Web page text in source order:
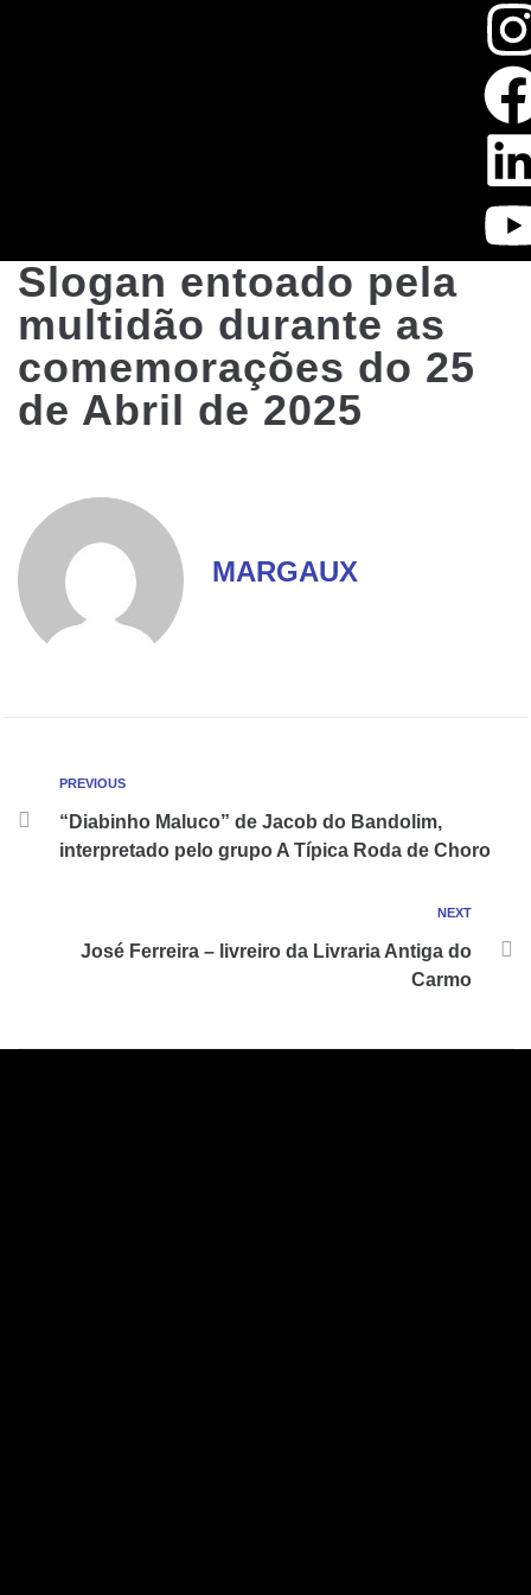
Slogan entoado pela
multidão durante as
comemorações do 25
de Abril de 2025
MARGAUX
PREVIOUS
“Diabinho Maluco” de Jacob do Bandolim,
interpretado pelo grupo A Típica Roda de Choro
NEXT
José Ferreira – livreiro da Livraria Antiga do
Carmo